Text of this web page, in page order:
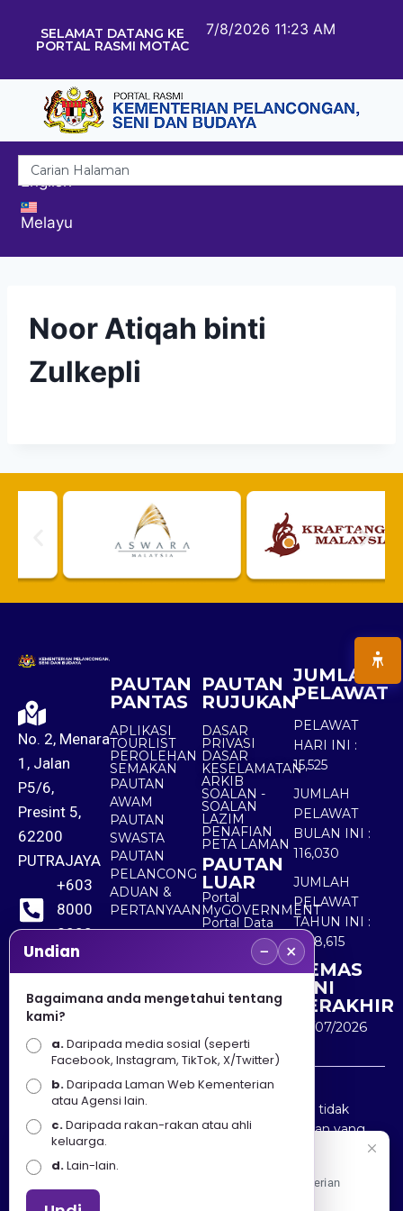
SELAMAT DATANG KE
PORTAL RASMI MOTAC
7/8/2026 11:23 AM
English
Melayu
Noor Atiqah binti
Zulkepli
No. 2, Menara
1, Jalan
P5/6,
Presint 5,
62200
PUTRAJAYA
+603
8000
8000
+603
8891
7100
PAUTAN
PANTAS
APLIKASI
TOURLIST
PEROLEHAN
SEMAKAN
PAUTAN
AWAM
PAUTAN
SWASTA
PAUTAN
PELANCONG
ADUAN &
PERTANYAAN
PAUTAN
RUJUKAN
DASAR
PRIVASI
DASAR
KESELAMATAN
ARKIB
SOALAN -
SOALAN
LAZIM
PENAFIAN
PETA LAMAN
PAUTAN
LUAR
Portal
MyGOVERNMENT
Portal Data
Terbuka
Sektor Awam
JUMLAH
PELAWAT
PELAWAT
HARI INI :
15,525
JUMLAH
PELAWAT
BULAN INI :
116,030
JUMLAH
PELAWAT
TAHUN INI :
5,518,615
KEMAS
KINI
TERAKHIR
30/07/2026
Penafian : Kerajaan Malaysia dan Kementerian
Pelancongan Seni dan Budaya (MOTAC) adalah tidak
bertanggungjawab atas kehilangan atau kerugian yang
disebabkan oleh penggunaan mana-mana maklumat
yang diperolehi dari portal ini.
Undian − ×
Bagaimana anda mengetahui tentang
kami?
a.Daripada media sosial (seperti
Facebook, Instagram, TikTok, X/Twitter)
b.Daripada Laman Web Kementerian
atau Agensi lain.
c.Daripada rakan-rakan atau ahli
keluarga.
d.Lain-lain.
Apa Khabar! Selamat datang ke Portal Rasmi Kementerian
Pelancongan, Seni dan Budaya